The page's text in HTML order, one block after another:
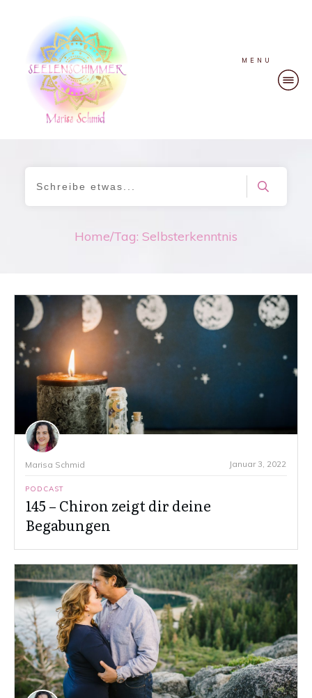
MENU
Home/Tag: Selbsterkenntnis
Marisa Schmid Januar 3, 2022
PODCAST
145 – Chiron zeigt dir deine
Begabungen